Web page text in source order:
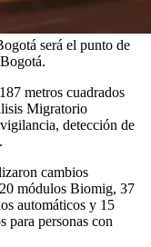
será el punto de
metros cuadrados
Migratorio
detección de
cambios
módulos Biomig, 37
automáticos y 15
para personas con